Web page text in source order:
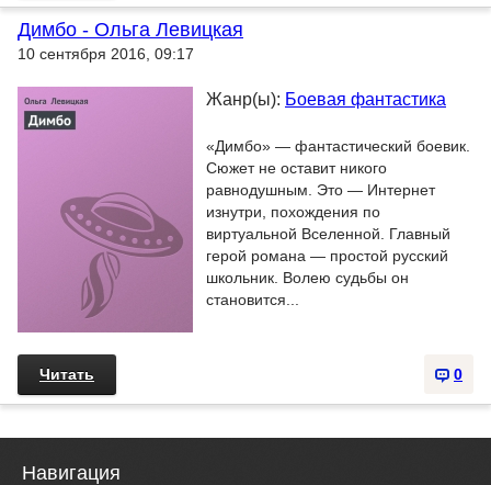
Димбо - Ольга Левицкая
10 сентября 2016, 09:17
Жанр(ы): Боевая фантастика
«Димбо» — фантастический боевик.
Сюжет не оставит никого
равнодушным. Это — Интернет
изнутри, похождения по
виртуальной Вселенной. Главный
герой романа — простой русский
школьник. Волею судьбы он
становится...
0
Читать
Навигация